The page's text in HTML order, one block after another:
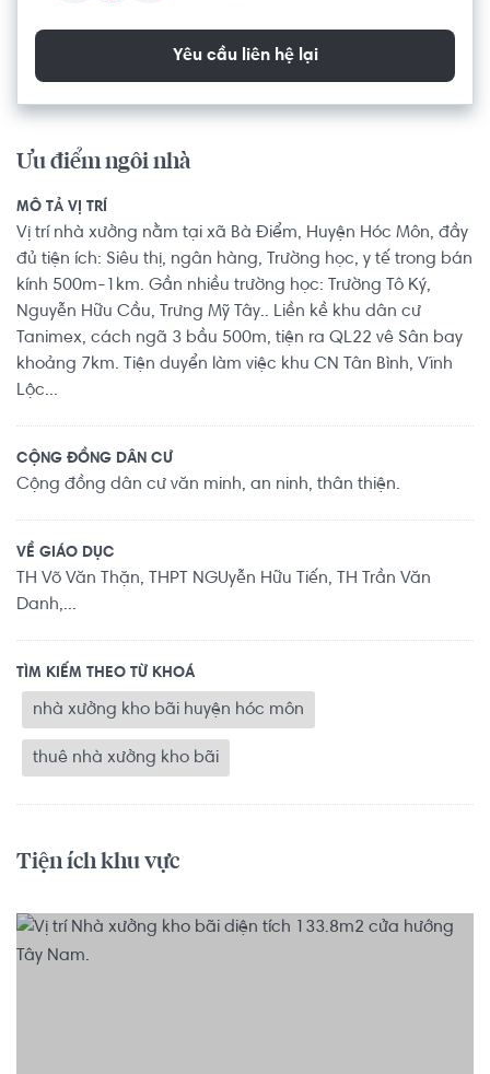
Yêu cầu liên hệ lại
Ưu điểm ngôi nhà
MÔ TẢ VỊ TRÍ
Vị trí nhà xưởng nằm tại xã Bà Điểm, Huyện Hóc Môn, đầy
đủ tiện ích: Siêu thị, ngân hàng, Trường học, y tế trong bán
kính 500m-1km. Gần nhiều trường học: Trường Tô Ký,
Nguyễn Hữu Cầu, Trưng Mỹ Tây.. Liền kề khu dân cư
Tanimex, cách ngã 3 bầu 500m, tiện ra QL22 vê Sân bay
khoảng 7km. Tiện duyển làm việc khu CN Tân Bình, Vĩnh
Lộc...
CỘNG ĐỒNG DÂN CƯ
Cộng đồng dân cư văn minh, an ninh, thân thiện.
VỀ GIÁO DỤC
TH Võ Văn Thặn, THPT NGUyễn Hữu Tiến, TH Trần Văn
Danh,...
TÌM KIẾM THEO TỪ KHOÁ
nhà xưởng kho bãi huyện hóc môn
thuê nhà xưởng kho bãi
Tiện ích khu vực